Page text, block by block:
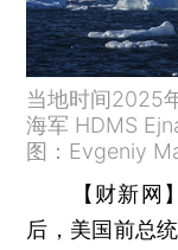
当地时间2025
海军 HDMS
图：Evgeniy
【财新网
后，美国前总